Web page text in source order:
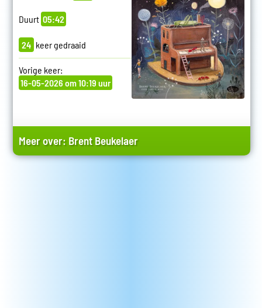
Duurt 05:42
24 keer gedraaid
Vorige keer:
16-05-2026 om 10:19 uur
Meer over: Brent Beukelaer